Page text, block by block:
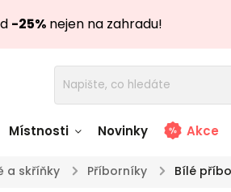
-25% nejen na zahradu!
Stoly skladem
Místnosti Novinky Akce
a skříňky / Příborníky / Bílé